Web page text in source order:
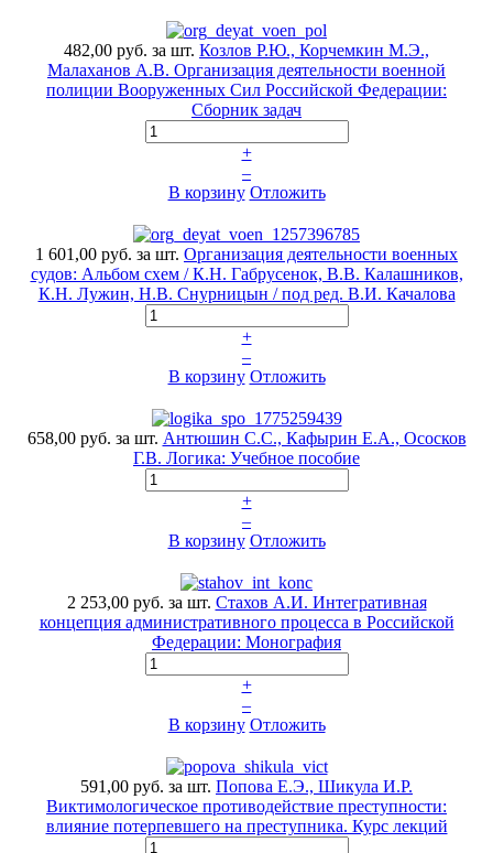
482,00 руб. за шт. Козлов Р.Ю., Корчемкин М.Э.,
Малаханов А.В. Организация деятельности военной
полиции Вооруженных Сил Российской Федерации:
Сборник задач
+
–
В корзину Отложить
1 601,00 руб. за шт. Организация деятельности военных
судов: Альбом схем / К.Н. Габрусенок, В.В. Калашников,
К.Н. Лужин, Н.В. Снурницын / под ред. В.И. Качалова
+
–
В корзину Отложить
658,00 руб. за шт. Антюшин С.С., Кафырин Е.А., Ососков
Г.В. Логика: Учебное пособие
+
–
В корзину Отложить
2 253,00 руб. за шт. Стахов А.И. Интегративная
концепция административного процесса в Российской
Федерации: Монография
+
–
В корзину Отложить
591,00 руб. за шт. Попова Е.Э., Шикула И.Р.
Виктимологическое противодействие преступности:
влияние потерпевшего на преступника. Курс лекций